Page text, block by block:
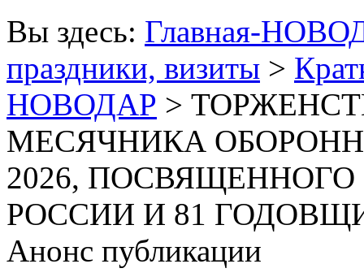
Вы здесь: Главная-
праздники, визиты >
НОВОДАР >
МЕСЯЧНИКА
2026,
РОССИИ И 81
Анонс публикации